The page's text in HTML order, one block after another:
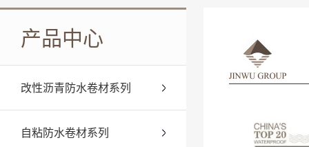
产品中心
改性沥青防水卷材系列
自粘防水卷材系列